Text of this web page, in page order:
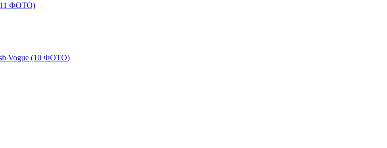
(11 ФОТО)
Vogue (10 ФОТО)